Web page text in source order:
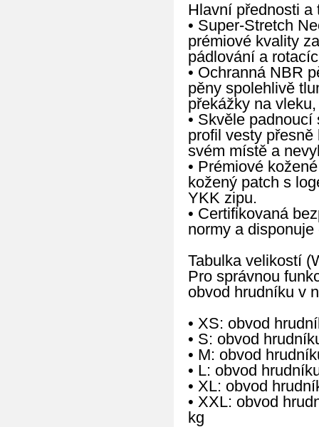
Hlavní přednosti a
• Super-Stretch
prémiové kvality
pádlování a
• Ochranná NBR
pěny spolehlivě
překážky na
• Skvěle
profil vesty
svém místě a
• Prémiové
kožený patch s
YKK zipu.
• Certifikovaná
normy a
Tabulka velikostí
Pro správnou
obvod hrudníku v
• XS: obvod
• S: obvod
• M: obvod
• L: obvod
• XL: obvod
• XXL: obvod
kg